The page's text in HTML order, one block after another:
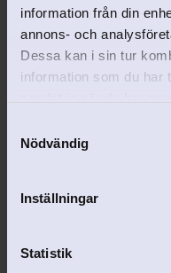
information från din
annons- och
Dessa kan i sin tur
information som du har
Nödvändig
Inställningar
Statistik
Fin barnservis med design av